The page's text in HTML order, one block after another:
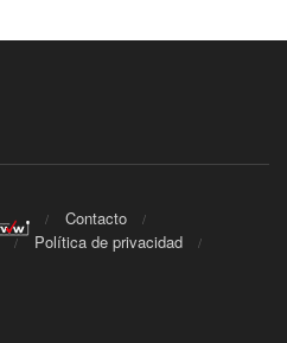
Contacto
Política de privacidad